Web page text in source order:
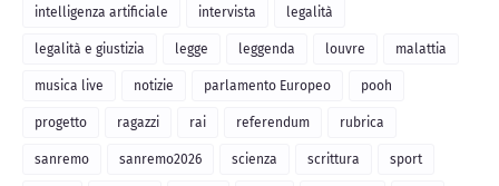
intelligenza artificiale intervista legalità
legalità e giustizia legge leggenda louvre malattia
musica live notizie parlamento Europeo pooh
progetto ragazzi rai referendum rubrica
sanremo sanremo2026 scienza scrittura sport